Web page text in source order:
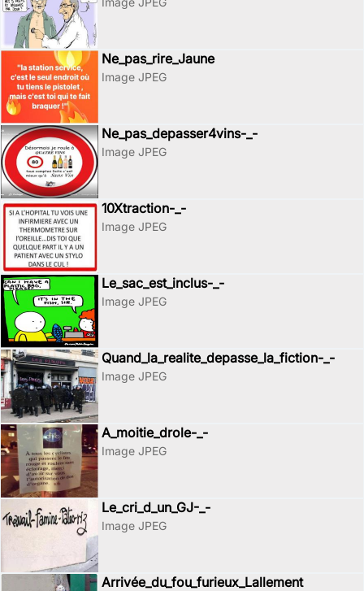
Ne_pas_rire_Jaune
Image JPEG
Ne_pas_depasser4vins-_-
Image JPEG
10Xtraction-_-
Image JPEG
Le_sac_est_inclus-_-
Image JPEG
Quand_la_realite_depasse_la_fiction-_-
Image JPEG
A_moitie_drole-_-
Image JPEG
Le_cri_d_un_GJ-_-
Image JPEG
Arrivée_du_fou_furieux_Lallement